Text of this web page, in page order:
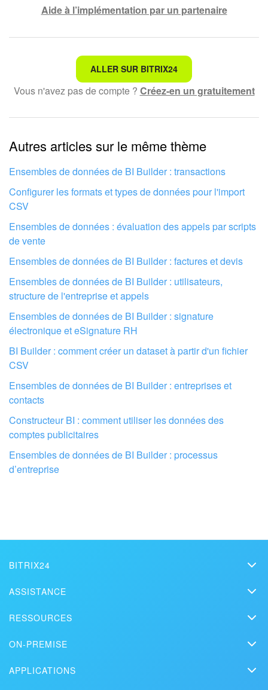
Aide à l’implémentation par un partenaire
Ce n'est pas ce que je recherche
Texte compliqué et incompréhensible
Les informations sont obsolètes
Trop court, j'ai besoin de plus d'informations
Je n'aime pas comment cet outil fonctionne
par des professionnels locaux
TROUVER UN PARTENAIRE BITRIX24 À PROXIMITÉ
ALLER SUR BITRIX24
Vous n'avez pas de compte ? Créez-en un gratuitement
Autres articles sur le même thème
Ensembles de données de BI Builder : transactions
Configurer les formats et types de données pour l'import
CSV
Ensembles de données : évaluation des appels par scripts
de vente
Ensembles de données de BI Builder : factures et devis
Ensembles de données de BI Builder : utilisateurs,
structure de l'entreprise et appels
Ensembles de données de BI Builder : signature
électronique et eSignature RH
BI Builder : comment créer un dataset à partir d'un fichier
CSV
Ensembles de données de BI Builder : entreprises et
contacts
Constructeur BI : comment utiliser les données des
comptes publicitaires
Ensembles de données de BI Builder : processus
d’entreprise
BITRIX24
Kit presse
Nous contacter
ASSISTANCE
Vidéos de démonstration
Contacter l'assistance
RESSOURCES
Solutions
ON-PREMISE
APPLICATIONS